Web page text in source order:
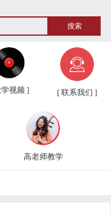
学视频 ] [ 联系我们 ]
高老师教学
友...
知应...
奏弓...